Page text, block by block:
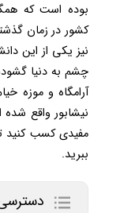
بوده است که
کشور در زمان
نیز یکی از این
چشم به دنیا
آرامگاه و موزه
نیشابور واقع
مفیدی کسب کنید
ببرید.